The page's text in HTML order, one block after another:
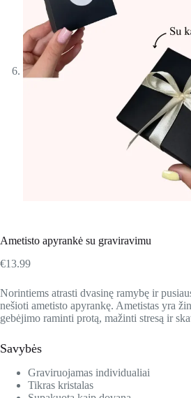
Ametisto apyrankė su graviravimu
€13.99
Norintiems atrasti dvasinę ramybę ir
nešioti ametisto apyrankę. Ametistas yra
gebėjimo raminti protą, mažinti stresą ir
Savybės
Graviruojamas individualiai
Tikras kristalas